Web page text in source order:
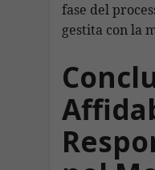
fase del
gestita con la